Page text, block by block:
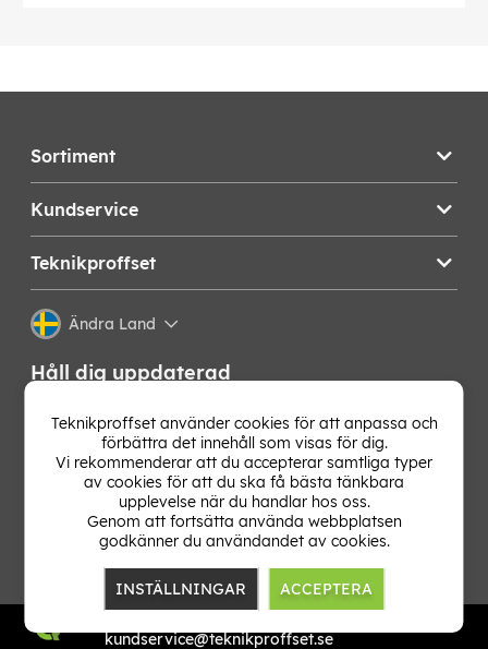
Sortiment
Kundservice
Teknikproffset
Ändra Land
Håll dig uppdaterad
Få de senaste nyheterna, hetaste erbjudandena och
bästa tipsen från oss direkt i din mejlkorg. Signa upp på
vårt nyhetsbrev!
kundservice@teknikproffset.se
Teknikproffset använder cookies för att anpassa och
förbättra det innehåll som visas för dig.
Vi rekommenderar att du accepterar samtliga typer
av cookies för att du ska få bästa tänkbara
upplevelse när du handlar hos oss.
Genom att fortsätta använda webbplatsen
godkänner du användandet av cookies.
INSTÄLLNINGAR ACCEPTERA